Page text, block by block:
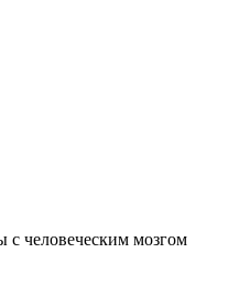
человеческим мозгом